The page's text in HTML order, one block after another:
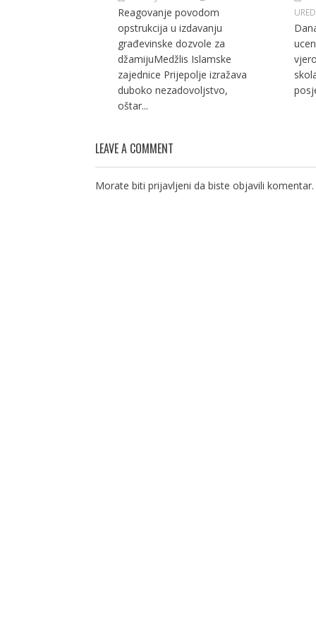
Reagovanje povodom
opstrukcija u izdavanju
građevinske dozvole za
džamijuMedžlis Islamske
zajednice Prijepolje izražava
duboko nezadovoljstvo,
oštar...
LEAVE A COMMENT
Morate biti prijavljeni da biste objavili komentar.